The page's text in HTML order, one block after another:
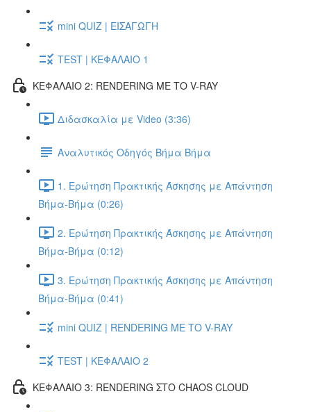
mini QUIZ | ΕΙΣΑΓΩΓΗ
TEST | ΚΕΦΑΛΑΙΟ 1
ΚΕΦΑΛΑΙΟ 2: RENDERING ΜΕ ΤΟ V-RAY
Διδασκαλία με Video (3:36)
Αναλυτικός Οδηγός Βήμα Βήμα
1. Ερώτηση Πρακτικής Άσκησης με Απάντηση
Βήμα-Βήμα (0:26)
2. Ερώτηση Πρακτικής Άσκησης με Απάντηση
Βήμα-Βήμα (0:12)
3. Ερώτηση Πρακτικής Άσκησης με Απάντηση
Βήμα-Βήμα (0:41)
mini QUIZ | RENDERING ΜΕ ΤΟ V-RAY
TEST | ΚΕΦΑΛΑΙΟ 2
ΚΕΦΑΛΑΙΟ 3: RENDERING ΣΤΟ CHAOS CLOUD